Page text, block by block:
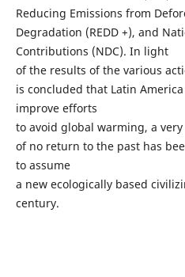
Reducing Emissions from
Degradation (REDD +), and
Contributions (NDC). In light
of the results of the various
is concluded that Latin
improve efforts
to avoid global warming, a
of no return to the past has
to assume
a new ecologically based
century.